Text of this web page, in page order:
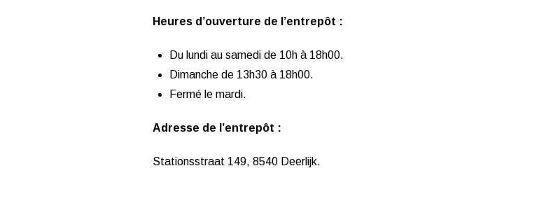
Heures d’ouverture de l’entrepôt :
Du lundi au samedi de 10h à 18h00.
Dimanche de 13h30 à 18h00.
Fermé le mardi.
Adresse de l’entrepôt :
Stationsstraat 149, 8540 Deerlijk.